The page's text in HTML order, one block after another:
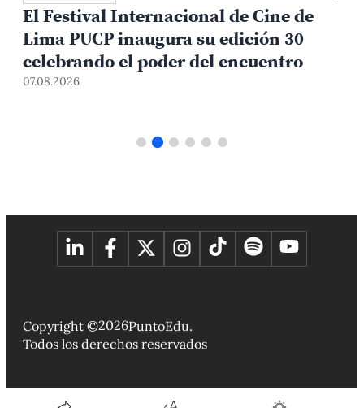
Avances en el diálogo con los
representantes estudiantiles
07.08.2026
Copyright ©2026PuntoEdu.
Todos los derechos reservados